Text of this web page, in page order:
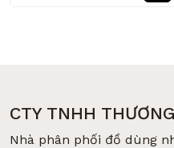
CTY TNHH
Nhà phân phối đồ dùng